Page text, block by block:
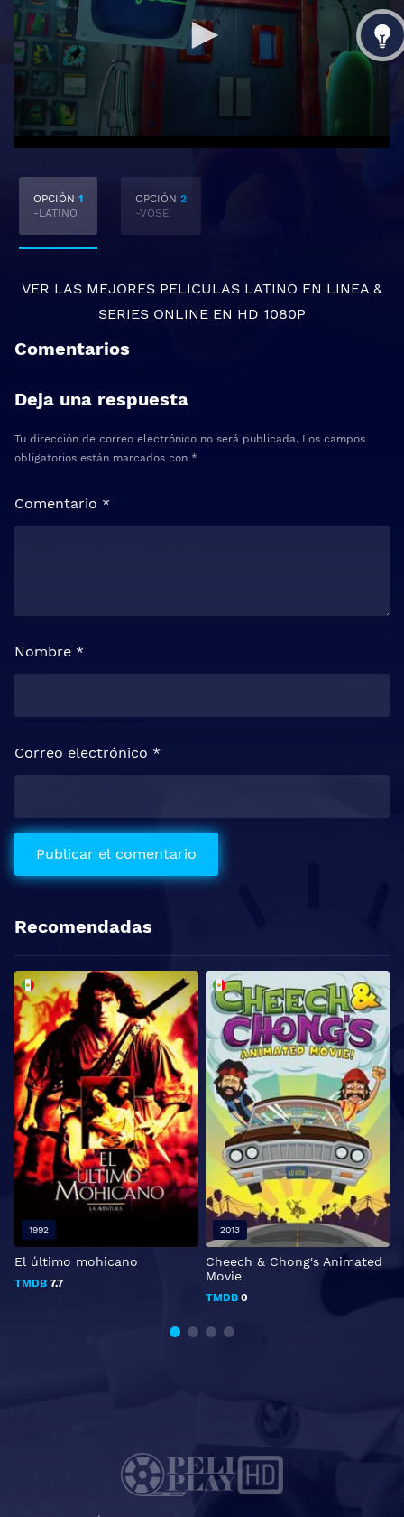
OPCIÓN 1
-LATINO
OPCIÓN 2
-VOSE
VER LAS MEJORES PELICULAS LATINO EN LINEA &
SERIES ONLINE EN HD 1080P
Comentarios
Deja una respuesta
Tu dirección de correo electrónico no será publicada. Los campos
obligatorios están marcados con *
Comentario *
Nombre *
Correo electrónico *
Recomendadas
El último mohicano
TMDB 7.7
1992
Cheech & Chong's Animated
Movie
TMDB 0
2013